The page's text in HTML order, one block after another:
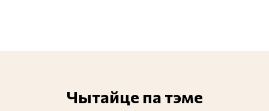
Чытайце па тэме